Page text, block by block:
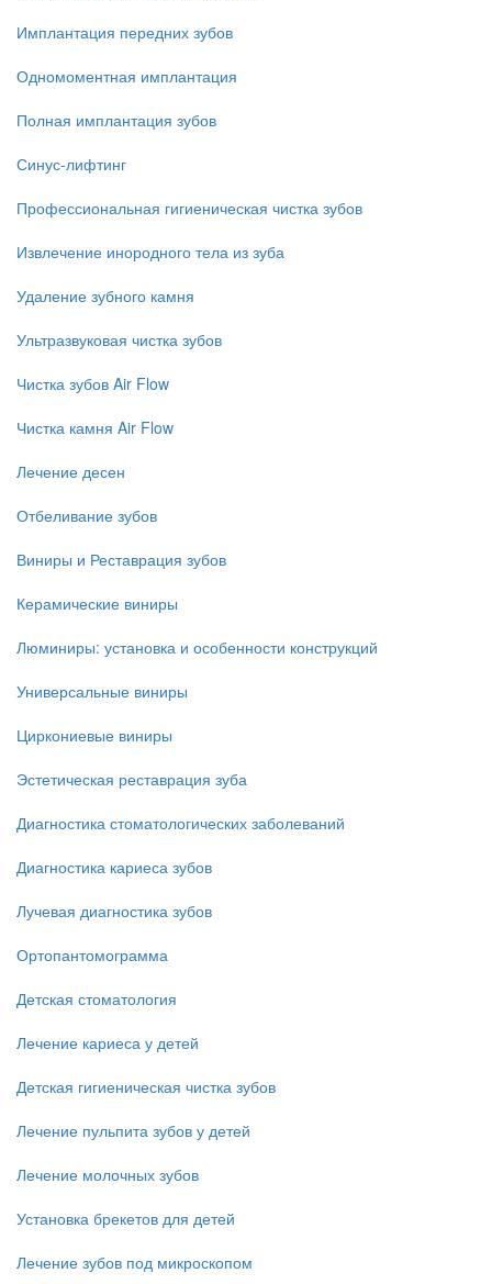
Имплантация передних зубов
Одномоментная имплантация
Полная имплантация зубов
Синус-лифтинг
Профессиональная гигиеническая чистка зубов
Извлечение инородного тела из зуба
Удаление зубного камня
Ультразвуковая чистка зубов
Чистка зубов Air Flow
Чистка камня Air Flow
Лечение десен
Отбеливание зубов
Виниры и Реставрация зубов
Керамические виниры
Люминиры: установка и особенности конструкций
Универсальные виниры
Циркониевые виниры
Эстетическая реставрация зуба
Диагностика стоматологических заболеваний
Диагностика кариеса зубов
Лучевая диагностика зубов
Ортопантомограмма
Детская стоматология
Лечение кариеса у детей
Детская гигиеническая чистка зубов
Лечение пульпита зубов у детей
Лечение молочных зубов
Установка брекетов для детей
Лечение зубов под микроскопом